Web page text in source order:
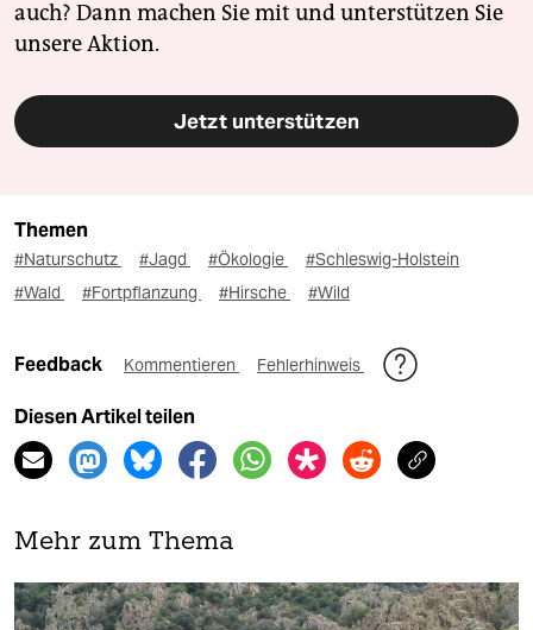
auch? Dann machen Sie mit und unterstützen Sie
unsere Aktion.
Jetzt unterstützen
Themen
#Naturschutz #Jagd #Ökologie
#Schleswig-Holstein
#Wald
#Fortpflanzung #Hirsche #Wild
Feedback Kommentieren Fehlerhinweis
Diesen Artikel teilen
Mehr zum Thema